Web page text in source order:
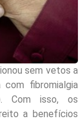
sem vetos a
fibromialgia
Com isso, os
a benefícios